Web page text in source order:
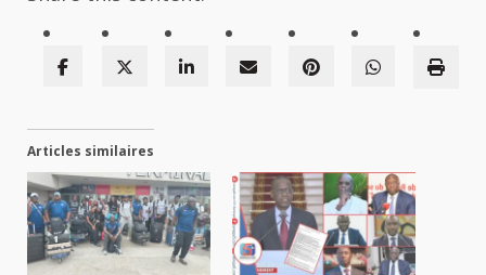
Articles similaires